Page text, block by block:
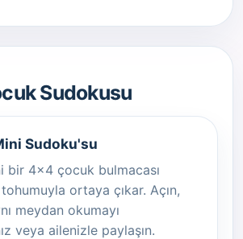
Sudokusu
Sudoku'su
bir 4x4 çocuk bulmacası
tohumuyla ortaya çıkar. Açın,
meydan okumayı
veya ailenizle paylaşın.